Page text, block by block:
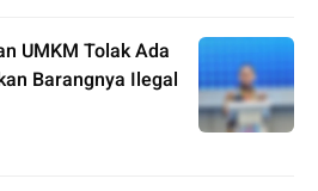
UMKM Tolak Ada
Barangnya Ilegal